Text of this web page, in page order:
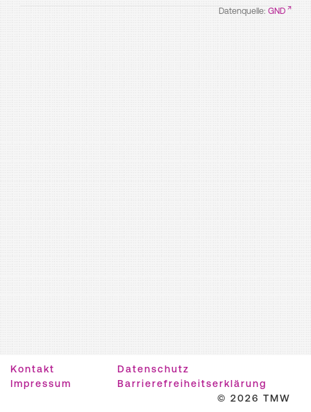
Datenquelle: GND
Kontakt
Datenschutz
Impressum
Barrierefreiheitserklärung
© 2026 TMW